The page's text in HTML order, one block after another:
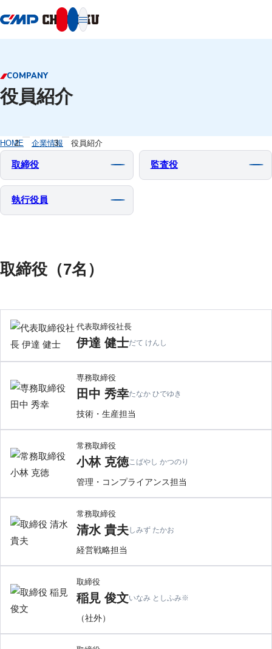
COMPANY
役員紹介
HOME 企業情報 役員紹介
取締役 監査役
執行役員
取締役（7名）
代表取締役社長
伊達 健士だて けんし
専務取締役
田中 秀幸たなか ひでゆき
技術・生産担当
常務取締役
小林 克徳こばやし かつのり
管理・コンプライアンス担当
常務取締役
清水 貴夫しみず たかお
経営戦略担当
取締役
稲見 俊文いなみ としふみ※
（社外）